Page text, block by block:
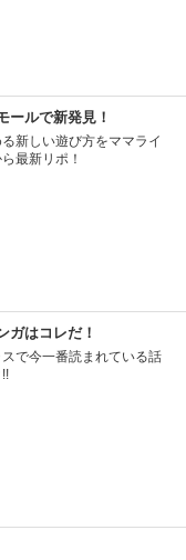
ールで新発見！
新しい遊び方をママライ
最新リポ！
ガはコレだ！
で今一番読まれている話